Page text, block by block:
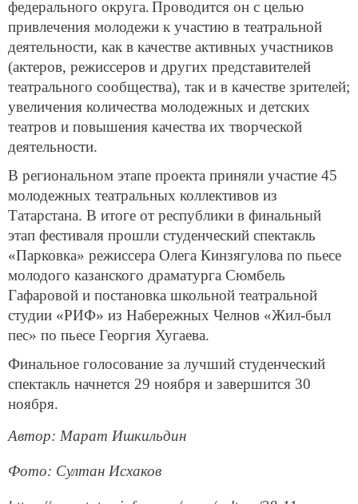
федерального округа.Проводится он с целью
привлечения молодежи к участию в театральной
деятельности, как в качестве активных участников
(актеров, режиссеров и других представителей
театрального сообщества), так и в качестве зрителей;
увеличения количества молодежных и детских
театров и повышения качества их творческой
деятельности.
В региональном этапе проекта приняли участие 45
молодежных театральных коллективов из
Татарстана. В итоге от республики в финальный
этап фестиваля прошли студенческий спектакль
«Парковка» режиссера Олега Кинзягулова по пьесе
молодого казанского драматурга Сюмбель
Гафаровой и постановка школьной театральной
студии «РИФ» из Набережных Челнов «Жил-был
пес» по пьесе Георгия Хугаева.
Финальное голосование за лучший студенческий
спектакль начнется 29 ноября и завершится 30
ноября.
Автор: Марат Ишкильдин
Фото: Султан Исхаков